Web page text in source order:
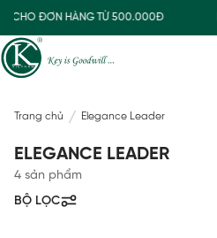
CHO ĐƠN HÀNG TỪ 500.000Đ
Trang chủ Elegance Leader
ELEGANCE LEADER
4 sản phẩm
BỘ LỌC